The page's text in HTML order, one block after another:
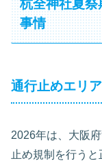
杭全神社夏
事情
通行止めエリ
2026年は、大阪
止め規制を行うと